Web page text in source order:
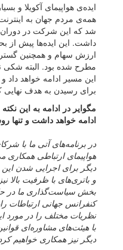
اید‌ه‌ی هواپیمای آکویلا و
همه‌ی مردم جهان به
شد که این شرکت در دوران
داشت. این ایده‌ها پیش از
ارزش سهام و همچنین
مطرح شده بود. البته
این مسیر ادامه خواهد داد
برای رسیدن به هدف
مگوایر در ادامه به این
ادامه خواهد داشت و تنها
در برنامه‌های آتی ما با
هواپیمای ارتباطی همکاری
دیگر برای اجرایی شدن این
و باتری‌های با ظرفیت بالا
بخش سیاست‌گذاری ما در
نظریات مختلف را در مورد
با هیئت‌های مشاوره‌ای
دیگر نیز همکاری خواهیم